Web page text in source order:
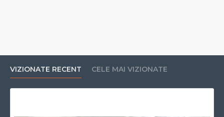
VIZIONATE RECENT CELE MAI VIZIONATE